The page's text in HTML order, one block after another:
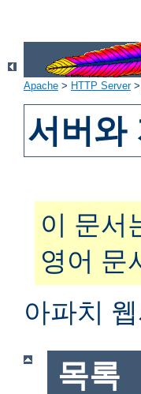
Apache > HTTP Server>
서버와
이 문서
영어 문
아파치
목록